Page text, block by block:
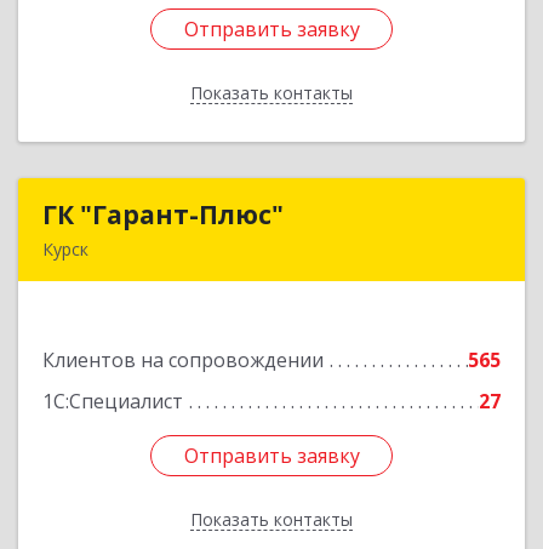
Отправить заявку
Показать контакты
Отправить заявку
Назад
ГК "Гарант-Плюс"
Курск
Клиентов на сопровождении
565
1С:Специалист
27
Отправить заявку
Показать контакты
ГК "Гарант-Плюс"
Подробнее
Отправить заявку
Назад